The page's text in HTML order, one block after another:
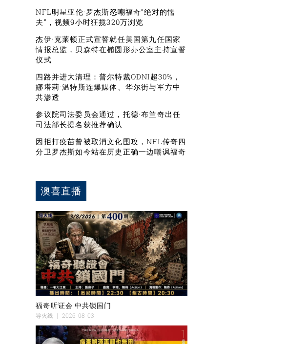
NFL明星亚伦·罗杰斯怒嘲福奇“绝对的懦
夫”，视频9小时狂揽320万浏览
杰伊·克莱顿正式宣誓就任美国第九任国家
情报总监，贝森特在椭圆形办公室主持宣誓
仪式
四路并进大清理：普尔特裁ODNI超30%，
娜塔莉·温特斯连爆媒体、华尔街与军方中
共渗透
参议院司法委员会通过，托德·布兰奇出任
司法部长提名获推荐确认
因拒打疫苗曾被取消文化围攻，NFL传奇四
分卫罗杰斯如今站在历史正确一边嘲讽福奇
澳喜直播
福奇听证会 中共锁国门
导火线
2026-08-03